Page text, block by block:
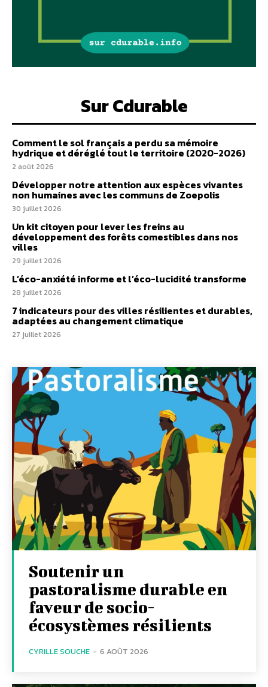
Sur Cdurable
Comment le sol français a perdu sa mémoire
hydrique et déréglé tout le territoire (2020-2026)
2 août 2026
Développer notre attention aux espèces vivantes
non humaines avec les communs de Zoepolis
30 juillet 2026
Un kit citoyen pour lever les freins au
développement des forêts comestibles dans nos
villes
29 juillet 2026
L’éco-anxiété informe et l’éco-lucidité transforme
28 juillet 2026
7 indicateurs pour des villes résilientes et durables,
adaptées au changement climatique
27 juillet 2026
Soutenir un
pastoralisme durable en
faveur de socio-
écosystèmes résilients
CYRILLE SOUCHE - 6 AOÛT 2026